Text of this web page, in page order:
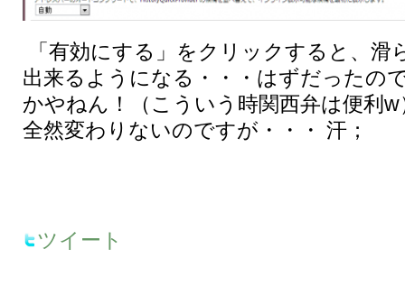
「有効にする」をクリックすると、滑
出来るようになる・・・はずだったの
かやねん！（こういう時関西弁は便利w
全然変わりないのですが・・・ 汗；
ツイート